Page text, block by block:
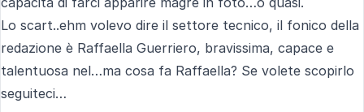
Lo scart..ehm volevo dire il settore tecnico, il fonico della
redazione è Raffaella Guerriero, bravissima, capace e
talentuosa nel…ma cosa fa Raffaella? Se volete scopirlo
seguiteci…